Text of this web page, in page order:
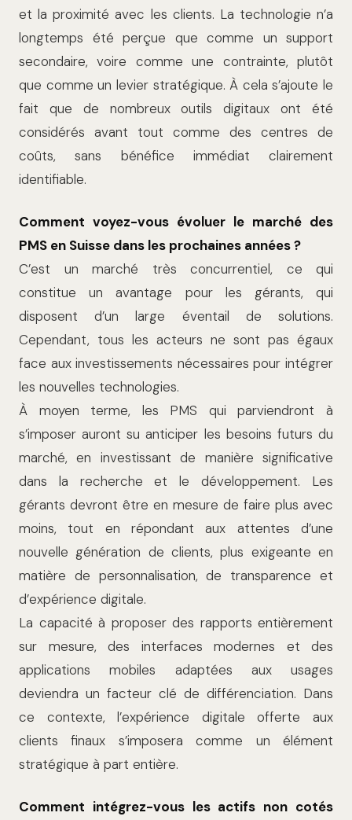
et la proximité avec les clients. La technologie n’a
longtemps été perçue que comme un support
secondaire, voire comme une contrainte, plutôt
que comme un levier stratégique. À cela s’ajoute le
fait que de nombreux outils digitaux ont été
considérés avant tout comme des centres de
coûts, sans bénéfice immédiat clairement
identifiable.
Comment voyez-vous évoluer le marché des
PMS en Suisse dans les prochaines années ?
C’est un marché très concurrentiel, ce qui
constitue un avantage pour les gérants, qui
disposent d’un large éventail de solutions.
Cependant, tous les acteurs ne sont pas égaux
face aux investissements nécessaires pour intégrer
les nouvelles technologies.
À moyen terme, les PMS qui parviendront à
s’imposer auront su anticiper les besoins futurs du
marché, en investissant de manière significative
dans la recherche et le développement. Les
gérants devront être en mesure de faire plus avec
moins, tout en répondant aux attentes d’une
nouvelle génération de clients, plus exigeante en
matière de personnalisation, de transparence et
d’expérience digitale.
La capacité à proposer des rapports entièrement
sur mesure, des interfaces modernes et des
applications mobiles adaptées aux usages
deviendra un facteur clé de différenciation. Dans
ce contexte, l’expérience digitale offerte aux
clients finaux s’imposera comme un élément
stratégique à part entière.
Comment intégrez-vous les actifs non cotés